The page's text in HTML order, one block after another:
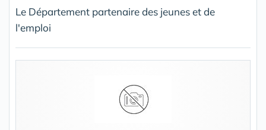
Le Département partenaire des jeunes et de
l'emploi